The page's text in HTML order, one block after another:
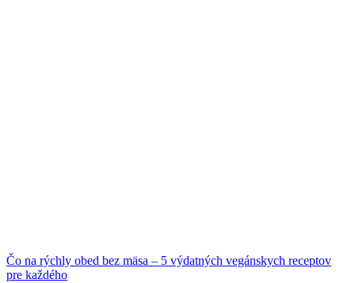
Čo na rýchly obed bez mäsa – 5 výdatných vegánskych receptov
pre každého